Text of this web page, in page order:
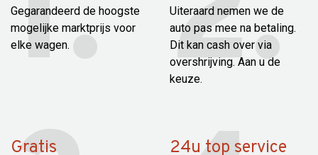
Gegarandeerd de hoogste
mogelijke marktprijs voor
elke wagen.
Uiteraard nemen we de
auto pas mee na betaling.
Dit kan cash over via
overshrijving. Aan u de
keuze.
Gratis 24u top service